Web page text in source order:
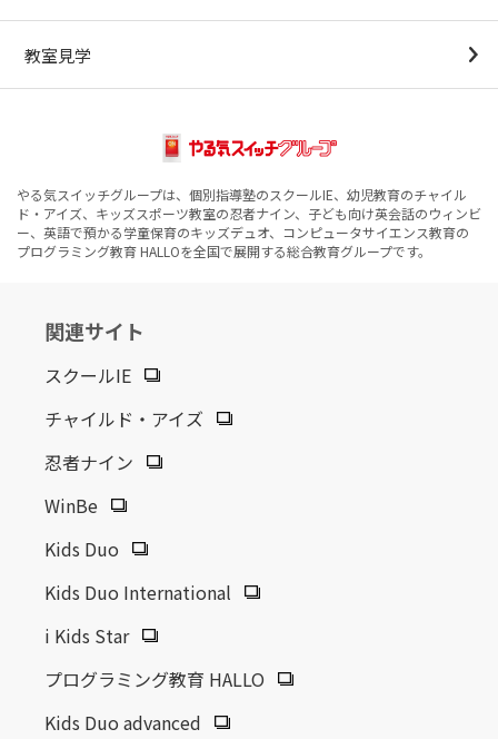
教室見学
やる気スイッチグループは、個別指導塾のスクールIE、幼児教育のチャイル
ド・アイズ、キッズスポーツ教室の忍者ナイン、子ども向け英会話のウィンビ
ー、英語で預かる学童保育のキッズデュオ、コンピュータサイエンス教育の
プログラミング教育 HALLOを全国で展開する総合教育グループです。
関連サイト
スクールIE
チャイルド・アイズ
忍者ナイン
WinBe
Kids Duo
Kids Duo International
i Kids Star
プログラミング教育 HALLO
Kids Duo advanced